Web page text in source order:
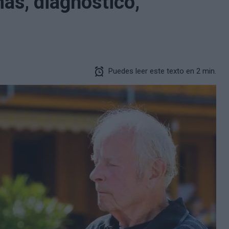
Puedes leer este texto en 2 min.